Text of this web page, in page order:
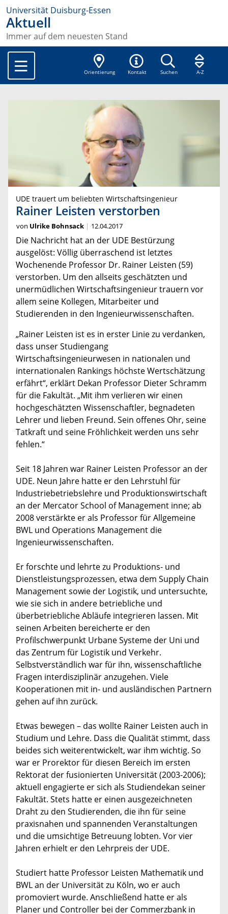
Universität Duisburg-Essen
Aktuell
Immer auf dem neuesten Stand
Orientierung Kontakt Suchen A-Z
UDE trauert um beliebten Wirtschaftsingenieur
Rainer Leisten verstorben
von Ulrike Bohnsack 12.04.2017
Die Nachricht hat an der UDE Bestürzung
ausgelöst: Völlig überraschend ist letztes
Wochenende Professor Dr. Rainer Leisten (59)
verstorben. Um den allseits geschätzten und
unermüdlichen Wirtschaftsingenieur trauern vor
allem seine Kollegen, Mitarbeiter und
Studierenden in den Ingenieurwissenschaften.
„Rainer Leisten ist es in erster Linie zu verdanken,
dass unser Studiengang
Wirtschaftsingenieurwesen in nationalen und
internationalen Rankings höchste Wertschätzung
erfährt“, erklärt Dekan Professor Dieter Schramm
für die Fakultät. „Mit ihm verlieren wir einen
hochgeschätzten Wissenschaftler, begnadeten
Lehrer und lieben Freund. Sein offenes Ohr, seine
Tatkraft und seine Fröhlichkeit werden uns sehr
fehlen.“
Seit 18 Jahren war Rainer Leisten Professor an der
UDE. Neun Jahre hatte er den Lehrstuhl für
Industriebetriebslehre und Produktionswirtschaft
an der Mercator School of Management inne; ab
2008 verstärkte er als Professor für Allgemeine
BWL und Operations Management die
Ingenieurwissenschaften.
Er forschte und lehrte zu Produktions- und
Dienstleistungsprozessen, etwa dem Supply Chain
Management sowie der Logistik, und untersuchte,
wie sie sich in andere betriebliche und
überbetriebliche Abläufe integrieren lassen. Mit
seinen Arbeiten bereicherte er den
Profilschwerpunkt Urbane Systeme der Uni und
das Zentrum für Logistik und Verkehr.
Selbstverständlich war für ihn, wissenschaftliche
Fragen interdisziplinär anzugehen. Viele
Kooperationen mit in- und ausländischen Partnern
gehen auf ihn zurück.
Etwas bewegen – das wollte Rainer Leisten auch in
Studium und Lehre. Dass die Qualität stimmt, dass
beides sich weiterentwickelt, war ihm wichtig. So
war er Prorektor für diesen Bereich im ersten
Rektorat der fusionierten Universität (2003-2006);
aktuell engagierte er sich als Studiendekan seiner
Fakultät. Stets hatte er einen ausgezeichneten
Draht zu den Studierenden, die ihn für seine
praxisnahen und spannenden Veranstaltungen
und die umsichtige Betreuung lobten. Vor vier
Jahren erhielt er den Lehrpreis der UDE.
Studiert hatte Professor Leisten Mathematik und
BWL an der Universität zu Köln, wo er auch
promoviert wurde. Anschließend hatte er als
Planer und Controller bei der Commerzbank in